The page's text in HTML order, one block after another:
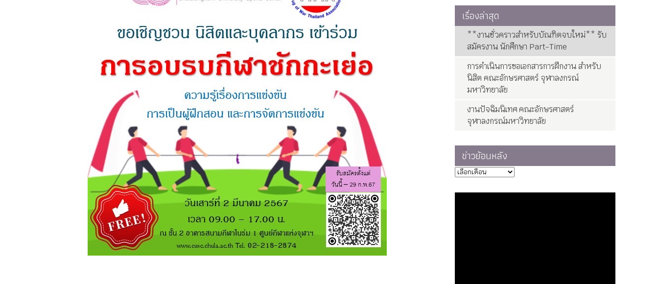
เรื่องล่าสุด
**งานชั่วคราวสำหรับบัณฑิตจบใหม่** รับ
สมัครงาน นักศึกษา Part-Time
การดำเนินการขอเอกสารการฝึกงาน สำหรับ
นิสิต คณะอักษรศาสตร์ จุฬาลงกรณ์
มหาวิทยาลัย
งานปัจฉิมนิเทศ คณะอักษรศาสตร์
จุฬาลงกรณ์มหาวิทยาลัย
ข่าวย้อนหลัง